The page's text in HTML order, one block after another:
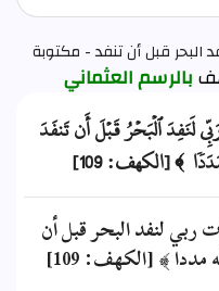
البحر قبل أن تنفد - مكتوبة
بالرسم العثماني
لَنَفِدَ ٱلۡبَحۡرُ قَبۡلَ أَن تَنفَدَ
﴾ [الكهف: 109]
ربي لنفد البحر قبل أن
﴾ [الكهف: 109]